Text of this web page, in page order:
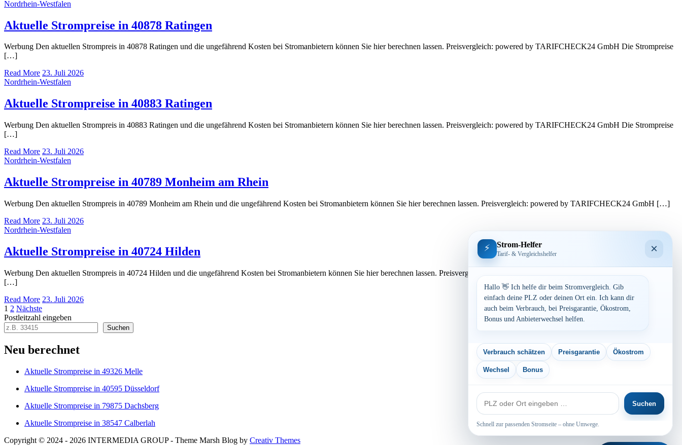
Nordrhein-Westfalen
Aktuelle Strompreise in 40878 Ratingen
Werbung Den aktuellen Strompreis in 40878 Ratingen und die ungefährend Kosten bei Stromanbietern können Sie hier berechnen lassen. Preisvergleich: powered by TARIFCHECK24 GmbH Die Strompreise
[…]
Read More 23. Juli 2026
Nordrhein-Westfalen
Aktuelle Strompreise in 40883 Ratingen
Werbung Den aktuellen Strompreis in 40883 Ratingen und die ungefährend Kosten bei Stromanbietern können Sie hier berechnen lassen. Preisvergleich: powered by TARIFCHECK24 GmbH Die Strompreise
[…]
Read More 23. Juli 2026
Nordrhein-Westfalen
Aktuelle Strompreise in 40789 Monheim am Rhein
Werbung Den aktuellen Strompreis in 40789 Monheim am Rhein und die ungefährend Kosten bei Stromanbietern können Sie hier berechnen lassen. Preisvergleich: powered by TARIFCHECK24 GmbH […]
Read More 23. Juli 2026
Nordrhein-Westfalen
Aktuelle Strompreise in 40724 Hilden
Werbung Den aktuellen Strompreis in 40724 Hilden und die ungefährend Kosten bei Stromanbietern können Sie hier berechnen lassen. Preisvergleich: powered by TARIFCHECK24 GmbH Die Strompreise
[…]
Read More 23. Juli 2026
Seitennummerierung
der
Beiträge
1 2 Nächste
Postleitzahl eingeben
Suchen
Neu berechnet
Aktuelle Strompreise in 49326 Melle
Aktuelle Strompreise in 40595 Düsseldorf
Aktuelle Strompreise in 79875 Dachsberg
Aktuelle Strompreise in 38547 Calberlah
Copyright © 2024 - 2026 INTERMEDIA GROUP - Theme Marsh Blog by Creativ Themes
⚡ Strom-Helfer
Tarif- & Vergleichshelfer ×
Hallo 👋 Ich helfe dir beim Stromvergleich. Gib
einfach deine PLZ oder deinen Ort ein. Ich kann dir
auch beim Verbrauch, bei Preisgarantie, Ökostrom,
Bonus und Anbieterwechsel helfen.
Verbrauch schätzen Preisgarantie Ökostrom
Wechsel Bonus
PLZ
oder
Ort
Suchen
Schnell zur passenden Stromseite – ohne Umwege.